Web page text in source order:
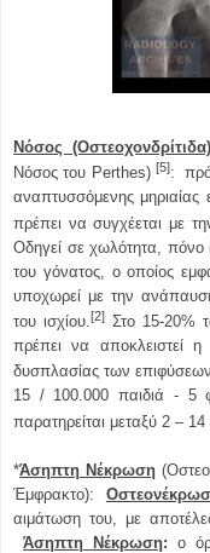
Νόσος
Νόσος του Perthes) [5]:
αναπτυσσόμενης μηριαίας
πρέπει να συγχέεται με
Οδηγεί σε χωλότητα, πόνο
του γόνατος, ο οποίος
υποχωρεί με την
του ισχίου.[2]Στο 15-20%
πρέπει να αποκλειστεί
δυσπλασίας των
15 / 100.000 παιδιά - 5
παρατηρείται μεταξύ 2 –
*Άσηπτη Νέκρωση
Έμφρακτο):
αιμάτωση του, με
Άσηπτη Νέκρωση: ο